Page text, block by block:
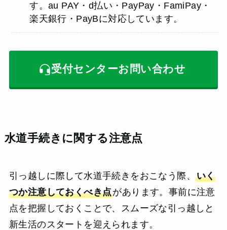
す。au PAY・d払い・PayPay・FamiPay・
楽天銀行・PayBに対応しています。
受付センターお問い合わせ
水道手続きに関する注意点
引っ越しに際して水道手続きをおこなう際、 いく
つか注意しておくべき点があります。事前に注意
点を把握しておくことで、スムーズな引っ越しと
新生活のスタートを迎えられます。